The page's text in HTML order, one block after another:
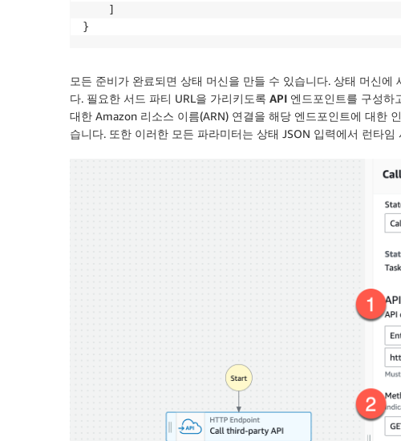
    ]
모든 준비가 완료되면 상태 머신을 만들 수 있습니다. 상태 머신
다. 필요한 서드 파티 URL을 가리키도록 API 엔드포인트를 구성하
대한 Amazon 리소스 이름(ARN) 연결을 해당 엔드포인트에 대한
습니다. 또한 이러한 모든 파라미터는 상태 JSON 입력에서 런타